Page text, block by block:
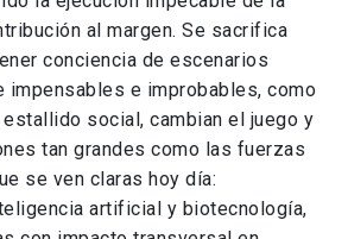
al margen. Se sacrifica
conciencia de escenarios
impensables e improbables, como
estallido social, cambian el juego y
tan grandes como las fuerzas
se ven claras hoy día:
artificial y biotecnología,